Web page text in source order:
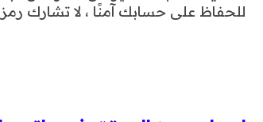
للحفاظ على حسابك آمنًا ، لا تشارك